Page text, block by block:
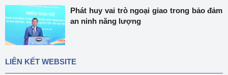
Phát huy vai trò ngoại giao trong bảo đảm
an ninh năng lượng
LIÊN KẾT WEBSITE